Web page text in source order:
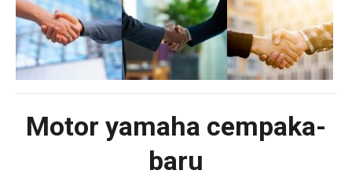
Motor yamaha cempaka-
baru